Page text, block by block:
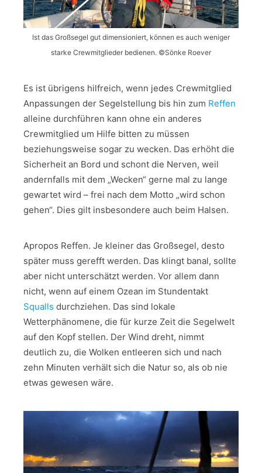
Ist das Großsegel gut dimensioniert, können es auch weniger
starke Crewmitglieder bedienen. ©Sönke Roever
Es ist übrigens hilfreich, wenn jedes Crewmitglied
Anpassungen der Segelstellung bis hin zum Reffen
alleine durchführen kann ohne ein anderes
Crewmitglied um Hilfe bitten zu müssen
beziehungsweise sogar zu wecken. Das erhöht die
Sicherheit an Bord und schont die Nerven, weil
andernfalls mit dem „Wecken“ gerne mal zu lange
gewartet wird – frei nach dem Motto „wird schon
gehen“. Dies gilt insbesondere auch beim Halsen.
Apropos Reffen. Je kleiner das Großsegel, desto
später muss gerefft werden. Das klingt banal, sollte
aber nicht unterschätzt werden. Vor allem dann
nicht, wenn auf einem Ozean im Stundentakt
Squalls durchziehen. Das sind lokale
Wetterphänomene, die für kurze Zeit die Segelwelt
auf den Kopf stellen. Der Wind dreht, nimmt
deutlich zu, die Wolken entleeren sich und nach
zehn Minuten verhält sich die Natur so, als ob nie
etwas gewesen wäre.